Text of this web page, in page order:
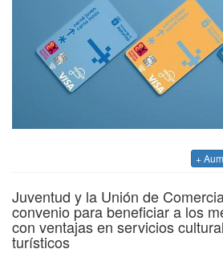
+
Juventud y la Unión de
convenio para beneficiar a los
con ventajas en servicios
turísticos